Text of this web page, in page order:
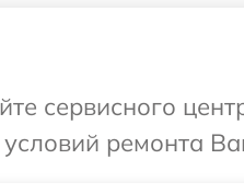
сервисного
ремонта